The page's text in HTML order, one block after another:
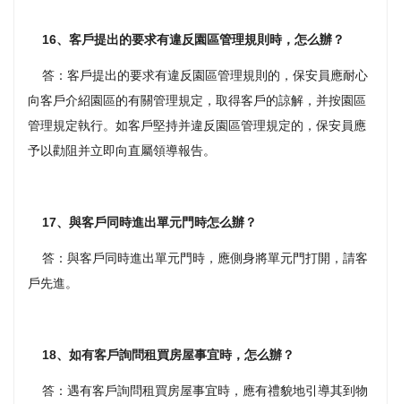
16、客戶提出的要求有違反園區管理規則時，怎么辦？
答：客戶提出的要求有違反園區管理規則的，保安員應耐心
向客戶介紹園區的有關管理規定，取得客戶的諒解，并按園區
管理規定執行。如客戶堅持并違反園區管理規定的，保安員應
予以勸阻并立即向直屬領導報告。
17、與客戶同時進出單元門時怎么辦？
答：與客戶同時進出單元門時，應側身將單元門打開，請客
戶先進。
18、如有客戶詢問租買房屋事宜時，怎么辦？
答：遇有客戶詢問租買房屋事宜時，應有禮貌地引導其到物